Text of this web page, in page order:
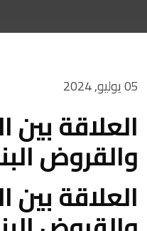
05 يوليو, 2024
العلاقة بين
والقروض
العلاقة بين